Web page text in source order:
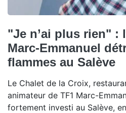
"Je n’ai plus rien" :
Marc-Emmanuel
flammes au Salève
Le Chalet de la Croix,
animateur de TF1 Marc-
fortement investi au Salève,